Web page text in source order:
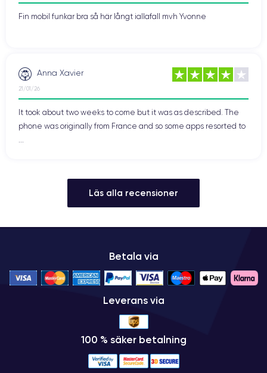
Fin mobil funkar bra så här långt iallafall mvh Yvonne
Anna Xavier
21/01/26
It took about two weeks to come but it was as described. The
phone was originally from France and so some apps resorted to
Läs alla recensioner
Betala via
Leverans via
100 % säker betalning